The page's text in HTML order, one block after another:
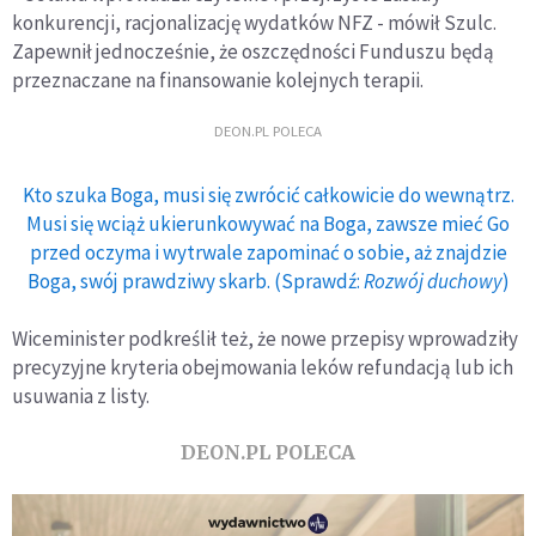
konkurencji, racjonalizację wydatków NFZ - mówił Szulc.
Zapewnił jednocześnie, że oszczędności Funduszu będą
przeznaczane na finansowanie kolejnych terapii.
DEON.PL POLECA
Kto szuka Boga, musi się zwrócić całkowicie do wewnątrz.
Musi się wciąż ukierunkowywać na Boga, zawsze mieć Go
przed oczyma i wytrwale zapominać o sobie, aż znajdzie
Boga, swój prawdziwy skarb. (Sprawdź:Rozwój duchowy)
Wiceminister podkreślił też, że nowe przepisy wprowadziły
precyzyjne kryteria obejmowania leków refundacją lub ich
usuwania z listy.
DEON.PL POLECA